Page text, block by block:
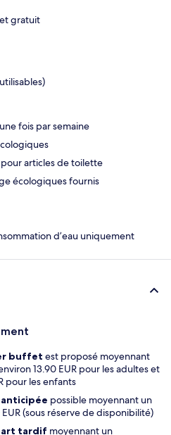
gratuit
fois par semaine
articles de toilette
écologiques fournis
d’eau uniquement
buffet est proposé moyennant
13.90 EUR pour les adultes et
pour les enfants
possible moyennant un
(sous réserve de disponibilité)
tardif moyennant un